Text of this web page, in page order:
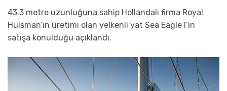
43.3 metre uzunluğuna sahip Hollandalı firma Royal
Huisman’ın üretimi olan yelkenli yat Sea Eagle I’in
satışa konulduğu açıklandı.